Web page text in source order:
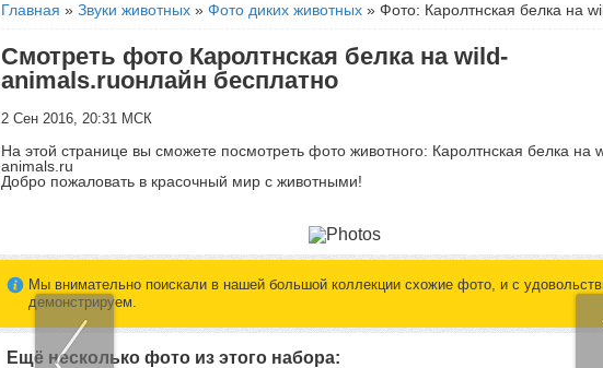
Главная » Звуки животных » Фото диких животных » Фото: Каролтнская белка на
Смотреть фото Каролтнская белка на wild-
animals.ruонлайн бесплатно
2 Сен 2016, 20:31 МСК
На этой странице вы сможете посмотреть фото животного: Каролтнская белка на
animals.ru
Добро пожаловать в красочный мир с животными!
Мы внимательно поискали в нашей большой коллекции схожие фото, и с
демонстрируем.
Ещё несколько фото из этого набора: